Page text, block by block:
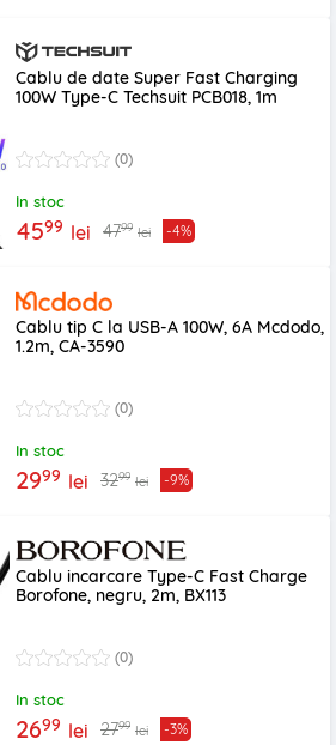
Cablu de date Super Fast Charging
100W Type-C Techsuit PCB018, 1m
(0)
In stoc
4599 lei 4799 lei -4%
Cablu tip C la USB-A 100W, 6A Mcdodo,
1.2m, CA-3590
(0)
In stoc
2999 lei 3299 lei -9%
Cablu incarcare Type-C Fast Charge
Borofone, negru, 2m, BX113
(0)
In stoc
2699 lei 2799 lei -3%